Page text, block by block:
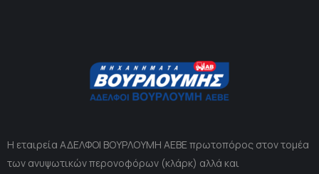
Η εταιρεία ΑΔΕΛΦΟΙ ΒΟΥΡΛΟΥΜΗ ΑΕΒΕ πρωτοπόρος στον τομέα
των ανυψωτικών περονοφόρων (κλάρκ) αλλά και